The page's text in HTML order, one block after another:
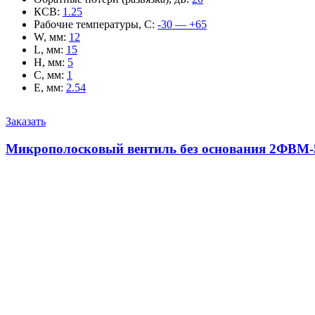
КСВ: 1.25
Рабочие температуры, С: -30 — +65
W, мм: 12
L, мм: 15
H, мм: 5
C, мм: 1
E, мм: 2.54
Заказать
Микрополосковый вентиль без основания 2ФВМ-